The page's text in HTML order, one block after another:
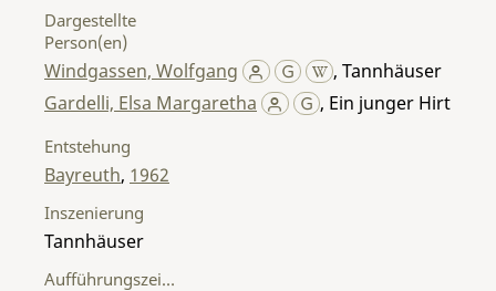
Dargestellte
Person(en)
Windgassen, Wolfgang , Tannhäuser
Gardelli, Elsa Margaretha
, Ein junger Hirt
Entstehung
Bayreuth, 1962
Inszenierung
Tannhäuser
Aufführungszeitraum